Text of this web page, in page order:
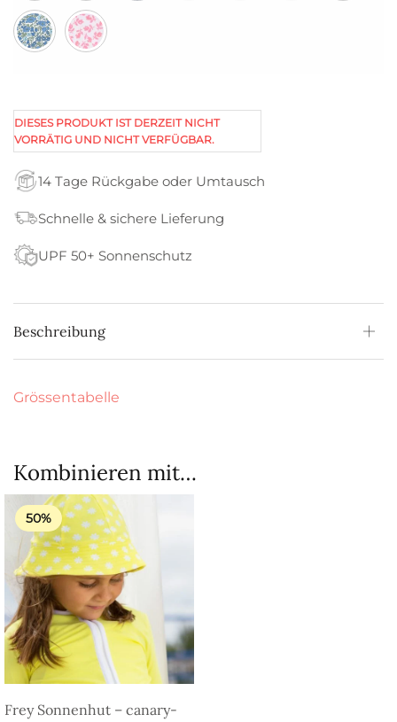
DIESES PRODUKT IST DERZEIT NICHT
VORRÄTIG UND NICHT VERFÜGBAR.
14 Tage Rückgabe oder Umtausch
Schnelle & sichere Lieferung
UPF 50+ Sonnenschutz
Beschreibung
Grössentabelle
Kombinieren mit…
50%
Frey Sonnenhut – canary-